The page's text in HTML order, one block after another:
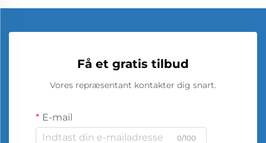
Få et gratis tilbud
Vores repræsentant kontakter dig snart.
E-mail
0/100